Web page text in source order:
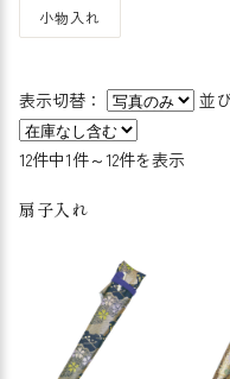
小物入れ
表示切替： 並
12件中1件～12件を表示
扇子入れ